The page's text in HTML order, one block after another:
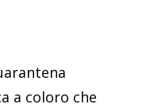
a coloro che